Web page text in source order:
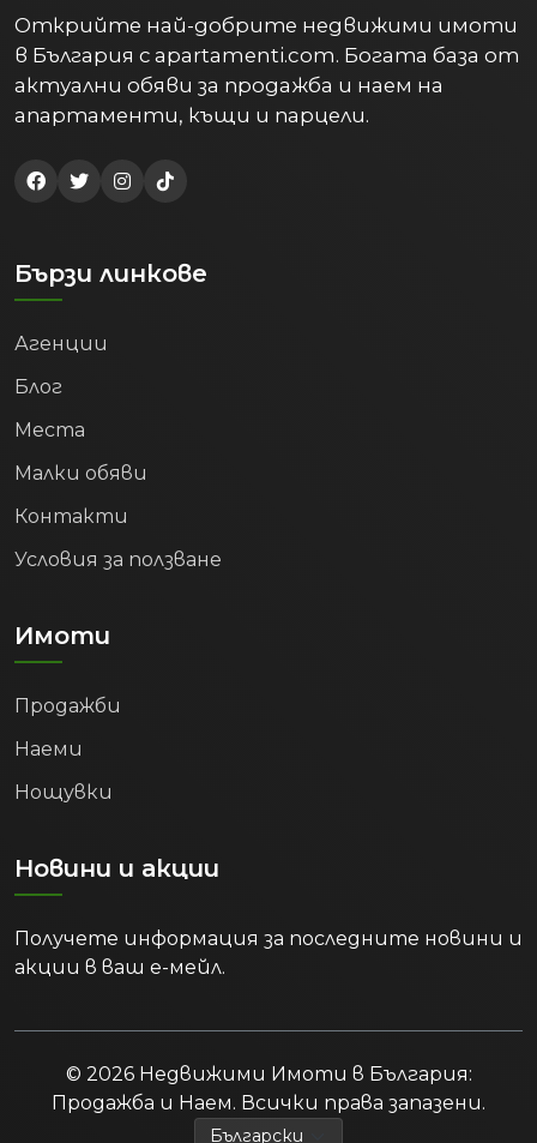
Открийте най-добрите недвижими имоти
в България с apartamenti.com. Богата база от
актуални обяви за продажба и наем на
апартаменти, къщи и парцели.
Бързи линкове
Агенции
Блог
Места
Малки обяви
Контакти
Условия за ползване
Имоти
Продажби
Наеми
Нощувки
Новини и акции
Получете информация за последните новини и
акции в ваш е-мейл.
© 2026 Недвижими Имоти в България:
Продажба и Наем. Всички права запазени.